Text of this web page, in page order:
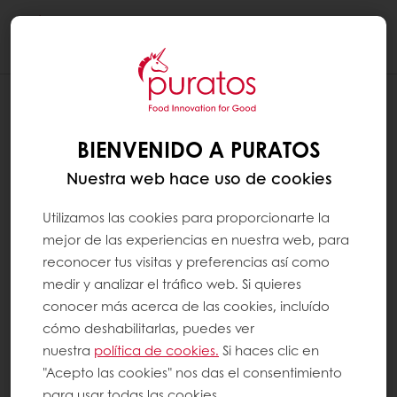
¿CUÁLES SON LOS GRUPOS DE
ALIMENTOS?
Los nutricionistas agrupan los alimentos según
mayoría de los países industrializados hacen
estas clasificaciones. También pueden diferir
ligeramente entre países.
Los principales grupos de alimentos son:
Frutas y verduras
Alimentos con almidón (panes, cereales
BIENVENIDO A PURATOS
Nuestra web hace uso de cookies
Utilizamos las cookies para proporcionarte la
mejor de las experiencias en nuestra web, para
reconocer tus visitas y preferencias así como
medir y analizar el tráfico web. Si quieres
conocer más acerca de las cookies, incluído
cómo deshabilitarlas, puedes ver
nuestra política de cookies. Si haces clic en
"Acepto las cookies" nos das el consentimiento